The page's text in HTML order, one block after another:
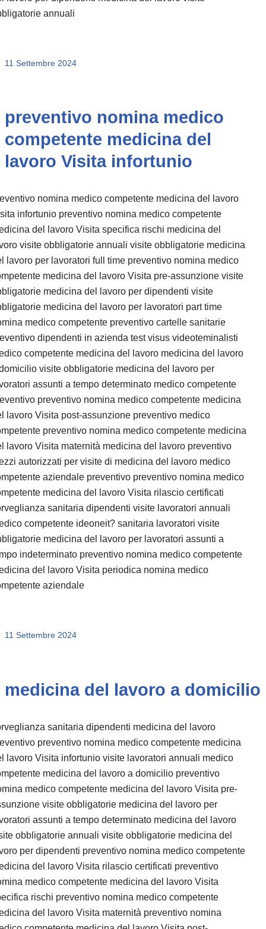
annuali
11 Settembre 2024
preventivo nomina medico
competente medicina del
lavoro Visita infortunio
nomina medico competente medicina del lavoro
infortunio preventivo nomina medico competente
del lavoro Visita specifica rischi medicina del
visite obbligatorie annuali visite obbligatorie medicina
lavoro per lavoratori full time preventivo nomina medico
medicina del lavoro Visita pre-assunzione visite
medicina del lavoro per dipendenti visite
medicina del lavoro per lavoratori part time
medico competente preventivo cartelle sanitarie
dipendenti in azienda test visus videoteminalisti
competente medicina del lavoro medicina del lavoro
visite obbligatorie medicina del lavoro per
assunti a tempo determinato medico competente
preventivo nomina medico competente medicina
lavoro Visita post-assunzione preventivo medico
preventivo nomina medico competente medicina
lavoro Visita maternità medicina del lavoro preventivo
autorizzati per visite di medicina del lavoro medico
aziendale preventivo preventivo nomina medico
medicina del lavoro Visita rilascio certificati
sanitaria dipendenti visite lavoratori annuali
competente ideoneit? sanitaria lavoratori visite
medicina del lavoro per lavoratori assunti a
indeterminato preventivo nomina medico competente
del lavoro Visita periodica nomina medico
aziendale
11 Settembre 2024
medicina del lavoro a domicilio
sanitaria dipendenti medicina del lavoro
preventivo nomina medico competente medicina
lavoro Visita infortunio visite lavoratori annuali medico
medicina del lavoro a domicilio preventivo
medico competente medicina del lavoro Visita pre-
visite obbligatorie medicina del lavoro per
assunti a tempo determinato medicina del lavoro
obbligatorie annuali visite obbligatorie medicina del
per dipendenti preventivo nomina medico competente
del lavoro Visita rilascio certificati preventivo
medico competente medicina del lavoro Visita
rischi preventivo nomina medico competente
del lavoro Visita maternità preventivo nomina